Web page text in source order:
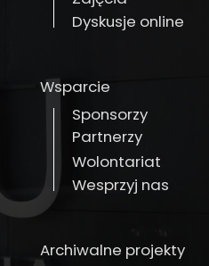
Dyskusje online
Wsparcie
Sponsorzy
Partnerzy
Wolontariat
Wesprzyj nas
Archiwalne projekty